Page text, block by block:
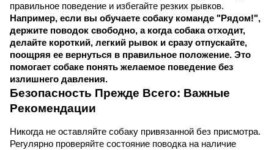
Например, если вы обучаете собаку команде "Рядом!",
держите поводок свободно, а когда собака отходит,
делайте короткий, легкий рывок и сразу отпускайте,
поощряя ее вернуться в правильное положение. Это
помогает собаке понять желаемое поведение без
излишнего давления.
Безопасность Прежде Всего: Важные
Рекомендации
Никогда не оставляйте собаку привязанной без присмотра.
Регулярно проверяйте состояние поводка на наличие